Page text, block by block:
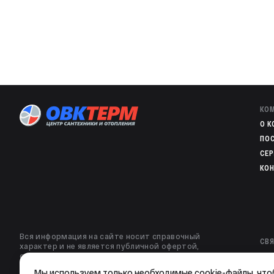
Материал
Вся информация на сайте носит справочный
характер и не является публичной офертой,
определяемой статьей 437 ГК РФ. Изображения и
O
8